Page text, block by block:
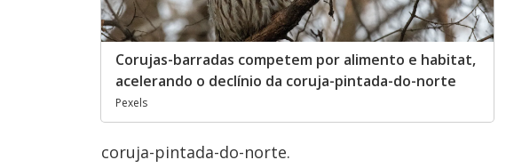
Corujas-barradas competem por alimento e habitat,
acelerando o declínio da coruja-pintada-do-norte
Pexels
coruja-pintada-do-norte.